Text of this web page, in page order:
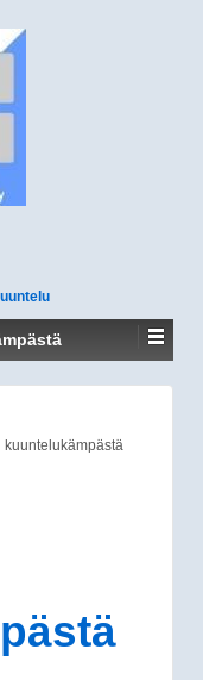
kuuntelukämpästä